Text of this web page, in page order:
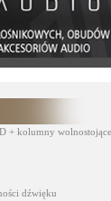
+ kolumny
dźwięku